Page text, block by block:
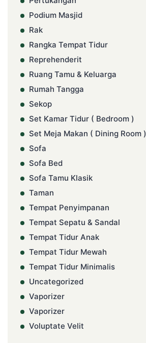
Podium Masjid
Rak
Rangka Tempat Tidur
Reprehenderit
Ruang Tamu & Keluarga
Rumah Tangga
Sekop
Set Kamar Tidur ( Bedroom )
Set Meja Makan ( Dining Room )
Sofa
Sofa Bed
Sofa Tamu Klasik
Taman
Tempat Penyimpanan
Tempat Sepatu & Sandal
Tempat Tidur Anak
Tempat Tidur Mewah
Tempat Tidur Minimalis
Uncategorized
Vaporizer
Vaporizer
Voluptate Velit